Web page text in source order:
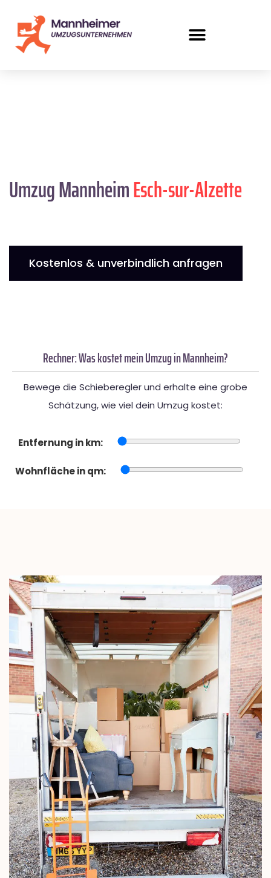
Umzug MannheimEsch-sur-Alzette
Kostenlos & unverbindlich anfragen
Rechner: Was kostet mein Umzug in Mannheim?
Bewege die Schieberegler und erhalte eine grobe
Schätzung, wie viel dein Umzug kostet:
Entfernung in km:
Wohnfläche in qm: